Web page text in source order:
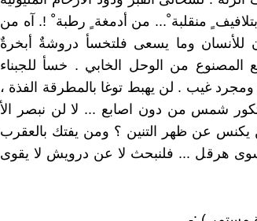
منقلبة ْ... من أدمغة ٍ رطبة ْ !. آه من
للأنسان وما يسعى فلتخسأ دروشةٌ أبخرةٌ
المصنوع من الوحل الخابي . خسأ للجبناء
غيب . لن يهبط توغا بالمطرقة الفذة ،
شمس من دون اصابع ... لا لن نبصر الأ
يكنس عن ظهر التنين ؟ ومن يفتك بالعقرب
هرقل ... فلنبحث لا عن درويش لا يقوى